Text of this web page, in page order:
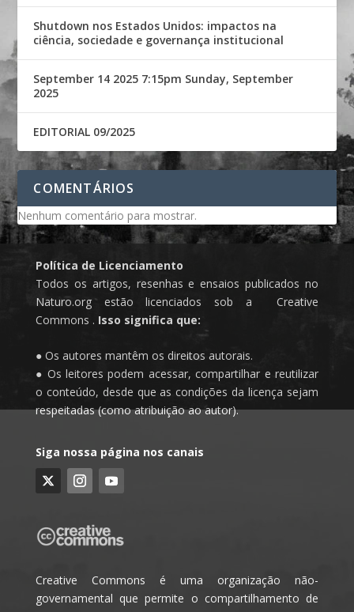
Shutdown nos Estados Unidos: impactos na
ciência, sociedade e governança institucional
September 14 2025 7:15pm Sunday, September
2025
EDITORIAL 09/2025
COMENTÁRIOS
Nenhum comentário para mostrar.
Política de Licenciamento
Todos os artigos, resenhas e ensaios publicados no
Naturo.org estão licenciados sob a Creative
Commons . Isso significa que:
● Os autores mantêm os direitos autorais.
● Os leitores podem acessar, compartilhar e reutilizar
o conteúdo, desde que as condições da licença sejam
respeitadas (como atribuição ao autor).
Siga nossa página nos canais
Creative Commons é uma organização não-
governamental que permite o compartilhamento de